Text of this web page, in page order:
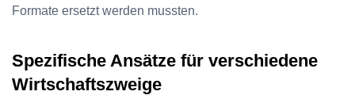
Formate ersetzt werden mussten.
Spezifische Ansätze für verschiedene
Wirtschaftszweige